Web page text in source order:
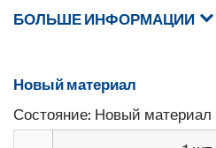
БОЛЬШЕ ИНФОРМАЦИИ
Новый материал
Состояние: Новый материал